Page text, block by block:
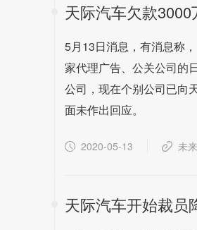
天际汽车欠款
5月13日消息，有消息称
家代理广告、公关公司的
公司，现在个别公司已向
面未作出回应。
2020-05-13 未
天际汽车开始裁员